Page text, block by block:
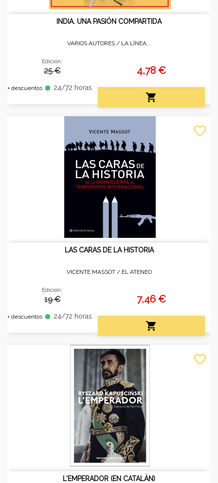
INDIA. UNA PASIÓN COMPARTIDA
VARIOS AUTORES / LA LÍNEA...
Edición:
25 €
+ descuentos fiber_manual_record 24/72 horas
4,78 €

LAS CARAS DE LA HISTORIA
VICENTE MASSOT / EL ATENEO
Edición:
19 €
+ descuentos fiber_manual_record 24/72 horas
7,46 €

favorite_border
L'EMPERADOR (EN CATALÁN)
favorite_border